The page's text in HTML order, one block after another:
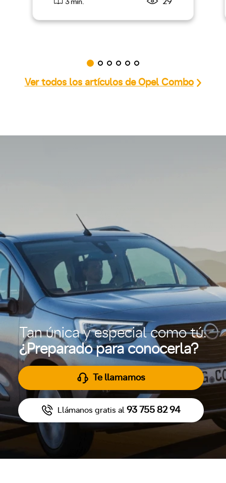
3 min.
Ver todos los artículos de Opel Combo
Tan única y especial como tú.
¿Preparado para conocerla?
Te llamamos
Llámanos gratis al 93 755 82 94